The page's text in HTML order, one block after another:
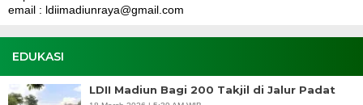
email : ldiimadiunraya@gmail.com
EDUKASI
LDII Madiun Bagi 200 Takjil di Jalur Padat